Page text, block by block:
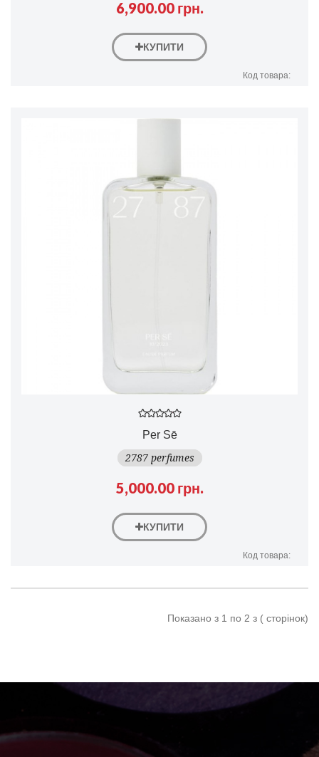
6,900.00 грн.
КУПИТИ
Код товара:
Per Sē
2787 perfumes
5,000.00 грн.
КУПИТИ
Код товара:
Показано з 1 по 2 з ( сторінок)